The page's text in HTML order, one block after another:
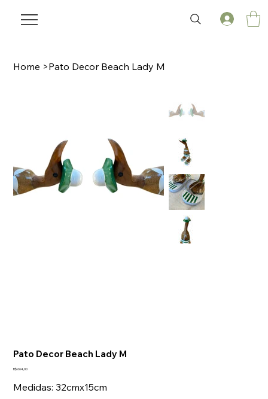
Home >Pato Decor Beach Lady M
Pato Decor Beach Lady M
Preço
R$ 664,00
Medidas: 32cmx15cm
🌟 Welcome to our help center!